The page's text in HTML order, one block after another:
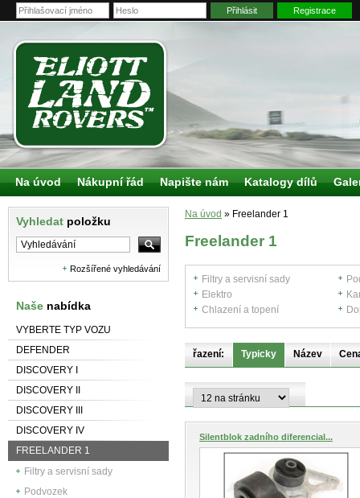
Přihlásit Registrace
Vyhledat položku
Rozšířené vyhledávání
Naše nabídka
VYBERTE TYP VOZU
DEFENDER
DISCOVERY I
DISCOVERY II
DISCOVERY III
DISCOVERY IV
FREELANDER 1
Filtry a servisní sady
Podvozek
Na úvod » Freelander 1
Freelander 1
Filtry a servisní sady
Elektro
Chlazení a topení
řazení: Typicky Název
Silentblok zadního diferencial...
Na úvod Nákupní řád Napište nám Katalogy dílů